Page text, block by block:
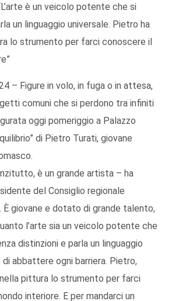
è un veicolo potente che si
un linguaggio universale. Pietro ha
lo strumento per farci conoscere il
– Figure in volo, in fuga o in attesa,
comuni che si perdono tra infiniti
oggi pomeriggio a Palazzo
di Pietro Turati, giovane
è un grande artista – ha
del Consiglio regionale
È giovane e dotato di grande talento,
l’arte sia un veicolo potente che
distinzioni e parla un linguaggio
di abbattere ogni barriera. Pietro,
pittura lo strumento per farci
interiore. E per mandarci un